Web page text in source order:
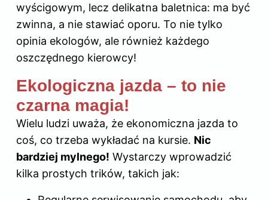
wyścigowym, lecz delikatna baletnica: ma być
zwinna, a nie stawiać oporu. To nie tylko
opinia ekologów, ale również każdego
oszczędnego kierowcy!
Ekologiczna jazda – to nie
czarna magia!
Wielu ludzi uważa, że ekonomiczna jazda to
coś, co trzeba wykładać na kursie. Nic
bardziej mylnego! Wystarczy wprowadzić
kilka prostych trików, takich jak: